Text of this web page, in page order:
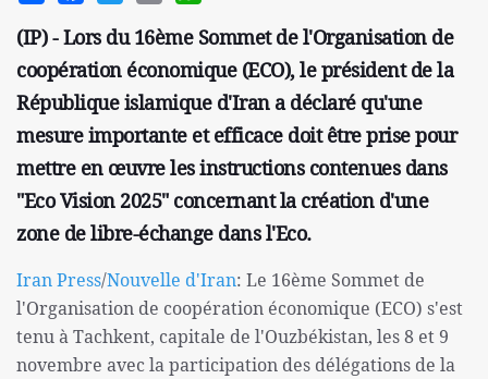
(IP) - Lors du 16ème Sommet de l'Organisation de
coopération économique (ECO), le président de la
République islamique d'Iran a déclaré qu'une
mesure importante et efficace doit être prise pour
mettre en œuvre les instructions contenues dans
"Eco Vision 2025" concernant la création d'une
zone de libre-échange dans l'Eco.
Iran Press/Nouvelle d'Iran: Le 16ème Sommet de
l'Organisation de coopération économique (ECO) s'est
tenu à Tachkent, capitale de l'Ouzbékistan, les 8 et 9
novembre avec la participation des délégations de la